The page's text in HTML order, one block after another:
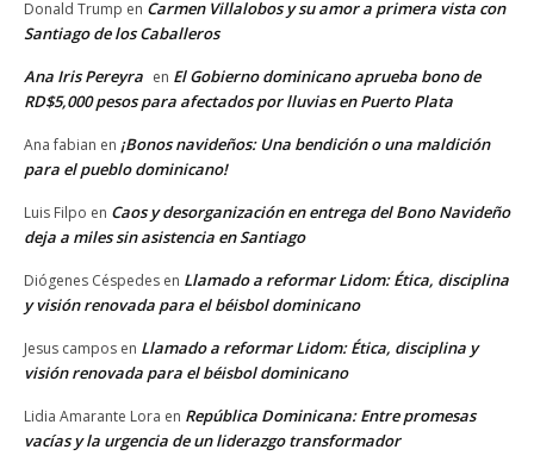
Donald Trump en Carmen Villalobos y su amor a primera vista con
Santiago de los Caballeros
Ana Iris Pereyra en El Gobierno dominicano aprueba bono de
RD$5,000 pesos para afectados por lluvias en Puerto Plata
Ana fabian en ¡Bonos navideños: Una bendición o una maldición
para el pueblo dominicano!
Luis Filpo en Caos y desorganización en entrega del Bono Navideño
deja a miles sin asistencia en Santiago
Diógenes Céspedes en Llamado a reformar Lidom: Ética, disciplina
y visión renovada para el béisbol dominicano
Jesus campos en Llamado a reformar Lidom: Ética, disciplina y
visión renovada para el béisbol dominicano
Lidia Amarante Lora en República Dominicana: Entre promesas
vacías y la urgencia de un liderazgo transformador